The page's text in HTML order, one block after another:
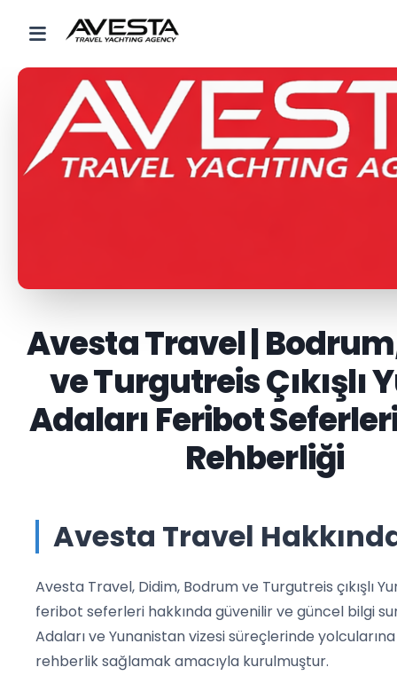
Avesta Travel |
ve Turgutreis Çıkışlı
Adaları Feribot
Rehberliği
Avesta Travel
Avesta Travel, Didim, Bodrum ve Turgutreis çıkışlı
feribot seferleri hakkında güvenilir ve güncel bilgi
Adaları ve Yunanistan vizesi süreçlerinde
rehberlik sağlamak amacıyla kurulmuştur.